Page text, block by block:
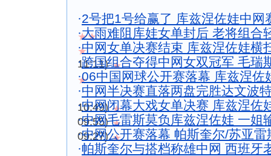
·2号把1号给赢了 库兹涅佐娃中
★★
·大雨难阻库娃女单封后 老将组合
★
·中网女单决赛结束 库兹涅佐娃横
11:11) ★
·跨国组合夺得中网女双冠军 毛瑞
★
·06中国网球公开赛落幕 库兹涅佐
·中网半决赛直落两盘完胜达文波
10:49) ★
·中网闭幕大戏女单决赛 库兹涅佐
09:55) ★
·中网毛雷斯莫负库兹涅佐娃 一姐
09:27) ★
·中网公开赛落幕 帕斯奎尔/苏亚雷
·帕斯奎尔与搭档称雄中网 西班牙